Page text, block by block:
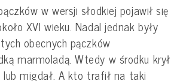
w wersji słodkiej pojawił się
XVI wieku. Nadal jednak były
obecnych pączków
marmoladą. Wtedy w środku krył
migdał. A kto trafił na taki